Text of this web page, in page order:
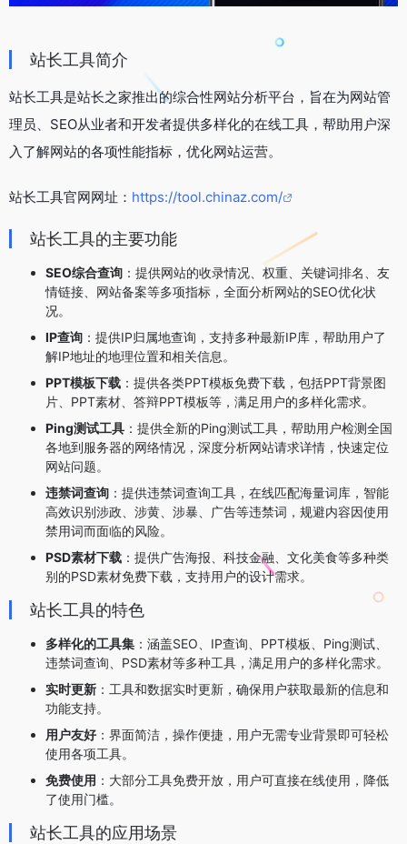
站长工具简介
站长工具是站长之家推出的综合性网站分析平台，旨在为网站管
理员、SEO从业者和开发者提供多样化的在线工具，帮助用户深
入了解网站的各项性能指标，优化网站运营。
站长工具官网网址： https://tool.chinaz.com/
站长工具的主要功能
SEO综合查询 ：提供网站的收录情况、权重、关键词排名、友
情链接、网站备案等多项指标，全面分析网站的SEO优化状
况。
IP查询 ：提供IP归属地查询，支持多种最新IP库，帮助用户了
解IP地址的地理位置和相关信息。
PPT模板下载 ：提供各类PPT模板免费下载，包括PPT背景图
片、PPT素材、答辩PPT模板等，满足用户的多样化需求。
Ping测试工具 ：提供全新的Ping测试工具，帮助用户检测全国
各地到服务器的网络情况，深度分析网站请求详情，快速定位
网站问题。
违禁词查询 ：提供违禁词查询工具，在线匹配海量词库，智能
高效识别涉政、涉黄、涉暴、广告等违禁词，规避内容因使用
禁用词而面临的风险。
PSD素材下载 ：提供广告海报、科技金融、文化美食等多种类
别的PSD素材免费下载，支持用户的设计需求。
站长工具的特色
多样化的工具集 ：涵盖SEO、IP查询、PPT模板、Ping测试、
违禁词查询、PSD素材等多种工具，满足用户的多样化需求。
实时更新 ：工具和数据实时更新，确保用户获取最新的信息和
功能支持。
用户友好 ：界面简洁，操作便捷，用户无需专业背景即可轻松
使用各项工具。
免费使用 ：大部分工具免费开放，用户可直接在线使用，降低
了使用门槛。
站长工具的应用场景